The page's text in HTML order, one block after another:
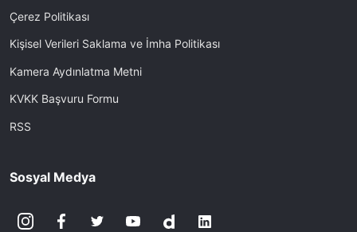
Çerez Politikası
Kişisel Verileri Saklama ve İmha Politikası
Kamera Aydınlatma Metni
KVKK Başvuru Formu
RSS
Sosyal Medya